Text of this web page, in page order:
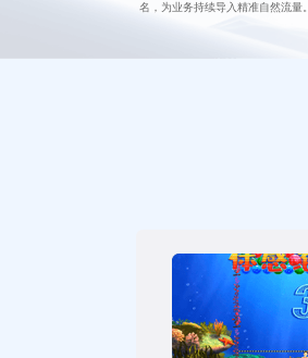
名，为业务持续导入精准自然流量。